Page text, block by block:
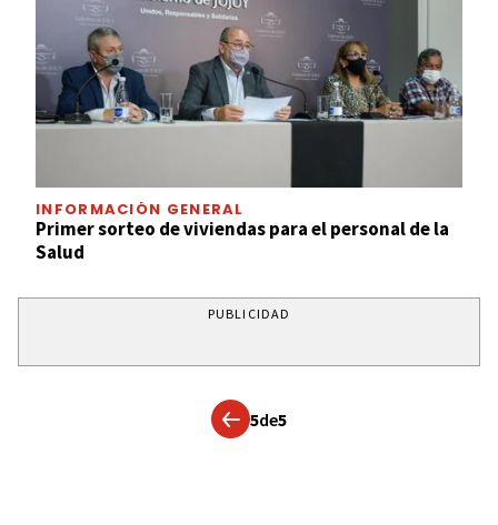
INFORMACIÓN GENERAL
Primer sorteo de viviendas para el personal de la
Salud
PUBLICIDAD
5de5